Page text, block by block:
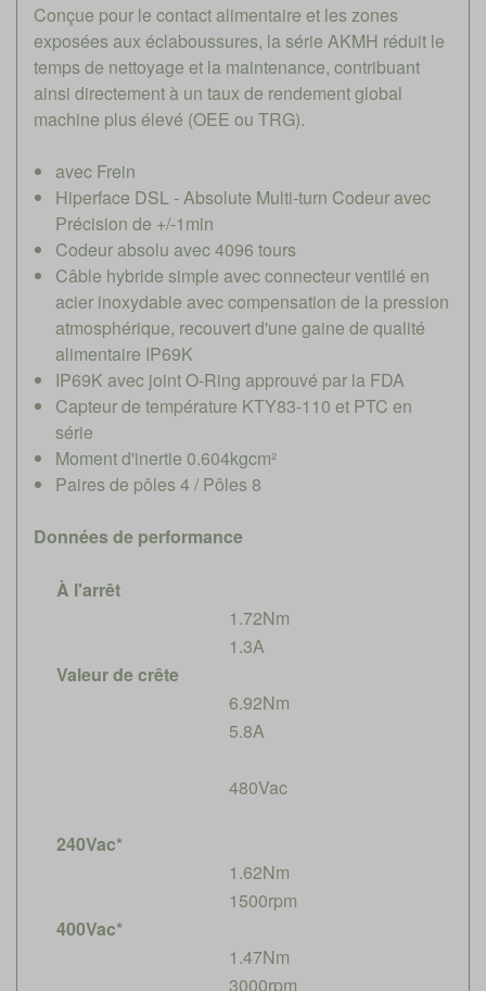
Conçue pour le contact alimentaire et les zones
exposées aux éclaboussures, la série AKMH réduit le
temps de nettoyage et la maintenance, contribuant
ainsi directement à un taux de rendement global
machine plus élevé (OEE ou TRG).
avec Frein
Hiperface DSL - Absolute Multi-turn Codeur avec
Précision de +/-1min
Codeur absolu avec 4096 tours
Câble hybride simple avec connecteur ventilé en
acier inoxydable avec compensation de la pression
atmosphérique, recouvert d'une gaine de qualité
alimentaire IP69K
IP69K avec joint O-Ring approuvé par la FDA
Capteur de température KTY83-110 et PTC en
série
Moment d'inertie 0.604kgcm²
Paires de pôles 4 / Pôles 8
Données de performance
À l'arrêt
1.72Nm
1.3A
Valeur de crête
6.92Nm
5.8A
480Vac
240Vac*
1.62Nm
1500rpm
400Vac*
1.47Nm
3000rpm